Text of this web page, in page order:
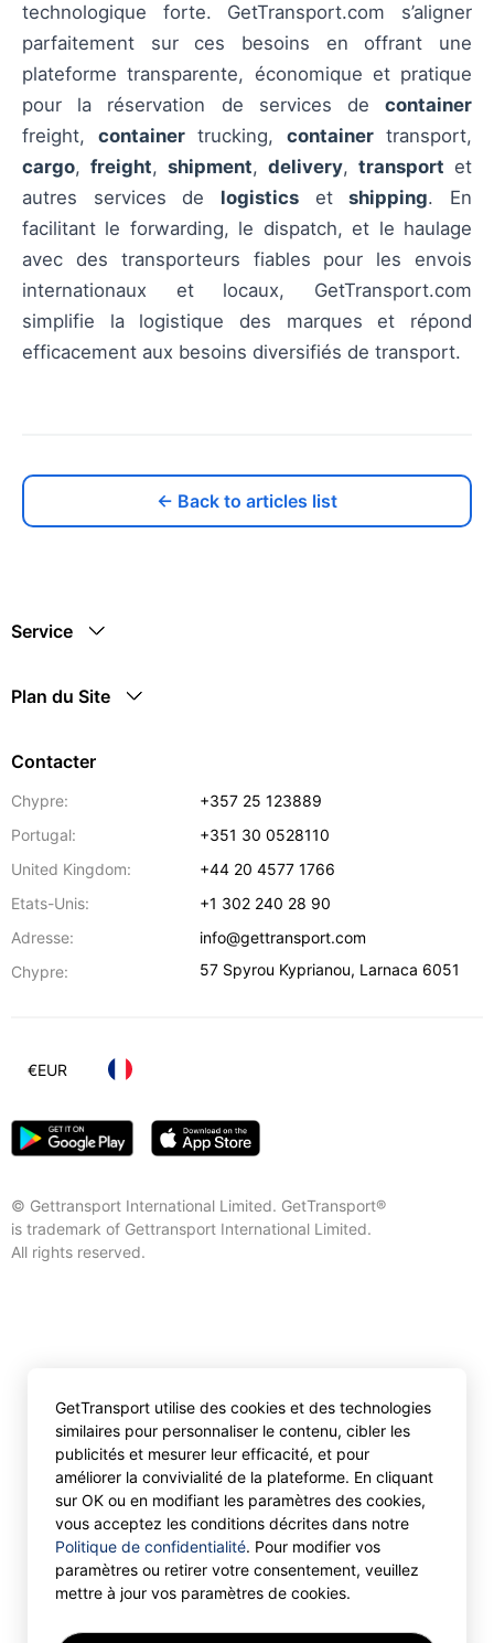
technologique forte. GetTransport.com s’aligner
parfaitement sur ces besoins en offrant une
plateforme transparente, économique et pratique
pour la réservation de services de container
freight, containertrucking, containertransport,
cargo, freight, shipment, delivery, transport et
autres services de logistics etshipping. En
facilitant le forwarding, le dispatch, et le haulage
avec des transporteurs fiables pour les envois
internationaux et locaux, GetTransport.com
simplifie la logistique des marques et répond
efficacement aux besoins diversifiés de transport.
← Back to articles list
Service
Plan du Site
Contacter
Chypre:
+357 25 123889
Portugal:
+351 30 0528110
United Kingdom:
+44 20 4577 1766
Etats-Unis:
+1 302 240 28 90
Adresse:
info@gettransport.com
Chypre:
57 Spyrou Kyprianou, Larnaca 6051
© Gettransport International Limited. GetTransport®
is trademark of Gettransport International Limited.
All rights reserved.
€EUR
GetTransport utilise des cookies et des technologies
similaires pour personnaliser le contenu, cibler les
publicités et mesurer leur efficacité, et pour
améliorer la convivialité de la plateforme. En cliquant
sur OK ou en modifiant les paramètres des cookies,
vous acceptez les conditions décrites dans notre
Politique de confidentialité. Pour modifier vos
paramètres ou retirer votre consentement, veuillez
mettre à jour vos paramètres de cookies.